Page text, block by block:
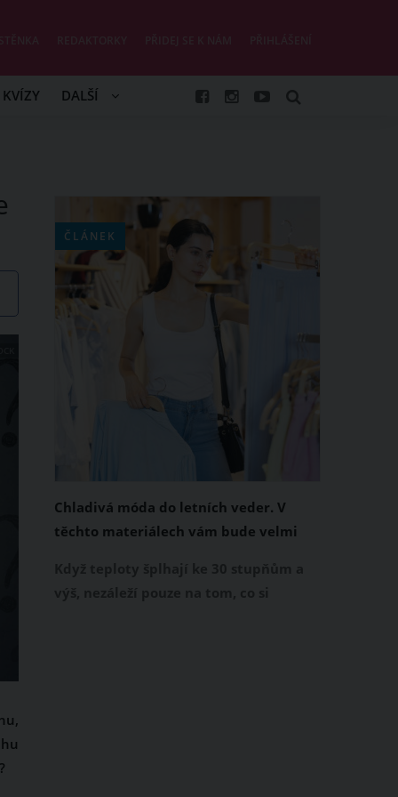
KVÍZY DALŠÍ
ČLÁNEK
Chladivá móda do letních veder. V
těchto materiálech vám bude velmi